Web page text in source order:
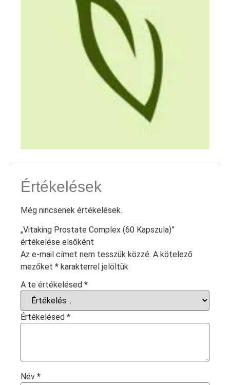
Értékelések
Még nincsenek értékelések.
„Vitaking Prostate Complex (60 Kapszula)”
értékelése elsőként
Az e-mail címet nem tesszük közzé. A kötelező
mezőket * karakterrel jelöltük
A te értékelésed *
Értékelésed *
Név *